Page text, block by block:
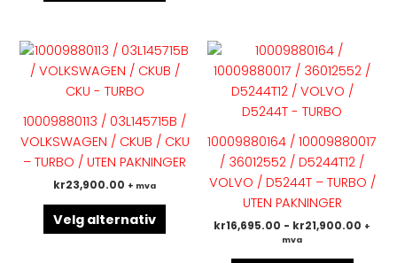
10009880113 / 03L145715B /
VOLKSWAGEN / CKUB / CKU
– TURBO / UTEN PAKNINGER
kr23,900.00 + mva
Velg alternativ
Dette
produktet
flere
varianter.
Alternativene
kan
produktsiden
10009880164 / 10009880017
/ 36012552 / D5244T12 /
VOLVO / D5244T – TURBO /
UTEN PAKNINGER
kr16,695.00 - kr21,900.00 +
mva
har
kan
velges